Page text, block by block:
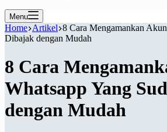
Menu
Home Artikel 8 Cara Mengamankan
Dibajak dengan Mudah
8 Cara
Whatsapp Yang
dengan Mudah